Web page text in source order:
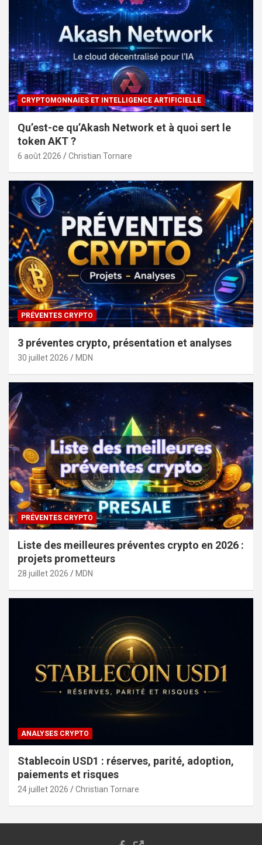
CRYPTOMONNAIES ET INTELLIGENCE ARTIFICIELLE
Qu’est-ce qu’Akash Network et à quoi sert le
token AKT ?
6 août 2026 Christian Tornare
PRÉVENTES CRYPTO
3 préventes crypto, présentation et analyses
30 juillet 2026 MDN
PRÉVENTES CRYPTO
Liste des meilleures préventes crypto en 2026 :
projets prometteurs
28 juillet 2026 MDN
ANALYSES CRYPTO
Stablecoin USD1 : réserves, parité, adoption,
paiements et risques
24 juillet 2026 Christian Tornare